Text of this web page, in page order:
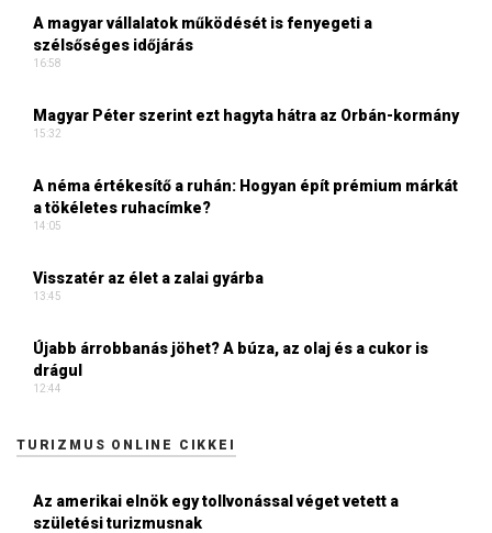
A magyar vállalatok működését is fenyegeti a
szélsőséges időjárás
16:58
Magyar Péter szerint ezt hagyta hátra az Orbán-kormány
15:32
A néma értékesítő a ruhán: Hogyan épít prémium márkát
a tökéletes ruhacímke?
14:05
Visszatér az élet a zalai gyárba
13:45
Újabb árrobbanás jöhet? A búza, az olaj és a cukor is
drágul
12:44
TURIZMUS ONLINE CIKKEI
Az amerikai elnök egy tollvonással véget vetett a
születési turizmusnak